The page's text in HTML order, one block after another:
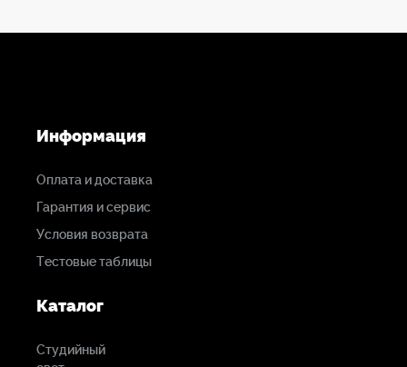
Информация
Оплата и доставка
Гарантия и сервис
Условия возврата
Тестовые таблицы
Каталог
Студийный